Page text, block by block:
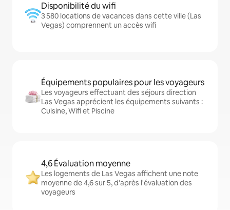
Disponibilité du wifi
3 580 locations de vacances dans cette ville (Las
Vegas) comprennent un accès wifi
Équipements populaires pour les voyageurs
Les voyageurs effectuant des séjours direction
Las Vegas apprécient les équipements suivants :
Cuisine, Wifi et Piscine
4,6 Évaluation moyenne
Les logements de Las Vegas affichent une note
moyenne de 4,6 sur 5, d'après l'évaluation des
voyageurs